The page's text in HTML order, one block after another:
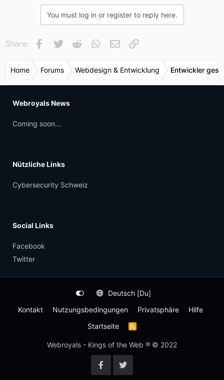
You must log in or register to reply here.
Share: Facebook
Twitter Reddit WhatsApp
E-Mail
Home Forums Webdesign & Entwicklung Entwickler
Webroyals News
Coming soon...
Nützliche Links
Cybersecurity Schweiz
Social Links
Facebook
Twitter
Deutsch [Du]
Kontakt
Nutzungsbedingungen Privatsphäre
Hilfe
Startseite
R
S
Webroyals - Kings of the Web ® © 2022